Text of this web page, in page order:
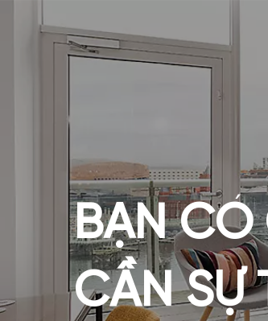
BẠN CÓ
CẦN SỰ